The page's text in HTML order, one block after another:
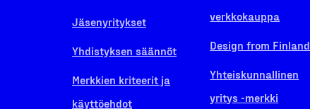
Jäsenyritykset
Yhdistyksen säännöt
Merkkien kriteerit ja
käyttöehdot
verkkokauppa
Design from Finland
Yhteiskunnallinen
yritys -merkki